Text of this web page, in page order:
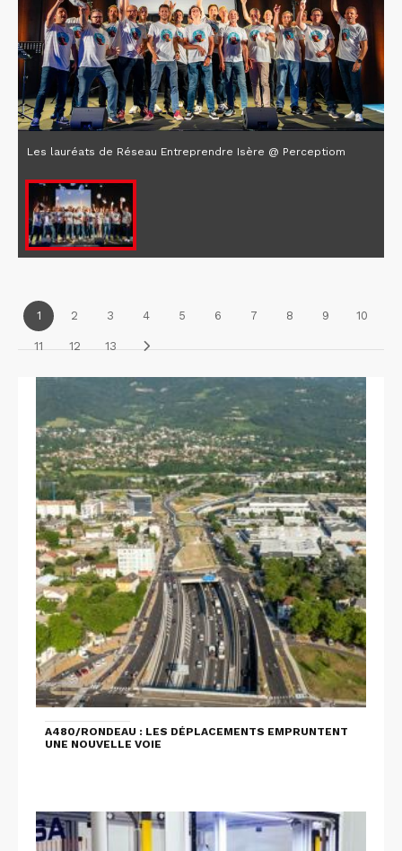
Les lauréats de Réseau Entreprendre Isère @ Perceptiom
1 2 3 4 5 6 7 8 9 10
11 12 13
A480/RONDEAU : LES DÉPLACEMENTS EMPRUNTENT
UNE NOUVELLE VOIE